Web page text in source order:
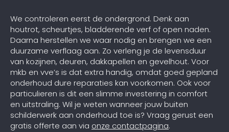
We controleren eerst de ondergrond. Denk aan
houtrot, scheurtjes, bladderende verf of open naden.
Daarna herstellen we waar nodig en brengen we een
duurzame verflaag aan. Zo verleng je de levensduur
van kozijnen, deuren, dakkapellen en gevelhout. Voor
mkb en vve’s is dat extra handig, omdat goed gepland
onderhoud dure reparaties kan voorkomen. Ook voor
particulieren is dit een slimme investering in comfort
en uitstraling. Wil je weten wanneer jouw buiten
schilderwerk aan onderhoud toe is? Vraag gerust een
gratis offerte aan via onze contactpagina.